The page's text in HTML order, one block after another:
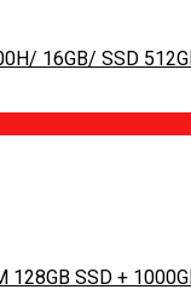
16GB/ SSD
SSD +